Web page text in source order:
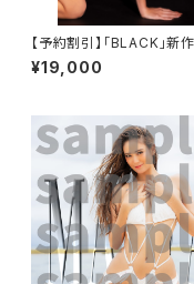
【予約割引】「BLACK」新
集（増刷）
¥19,000